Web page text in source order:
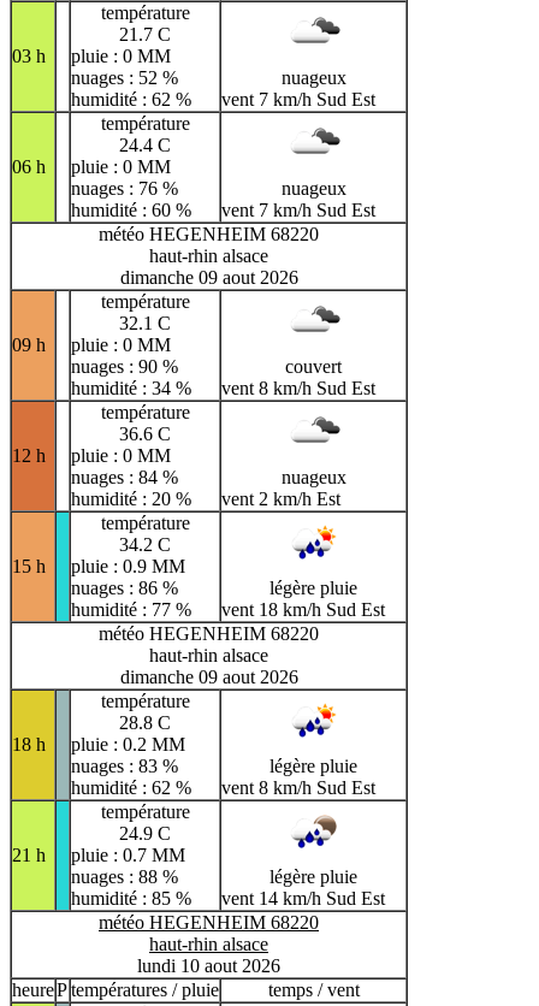
03 h
température
21.7 C
pluie : 0 MM
nuages : 52 %
humidité : 62 %
nuageux
vent 7 km/h Sud Est
06 h
température
24.4 C
pluie : 0 MM
nuages : 76 %
humidité : 60 %
nuageux
vent 7 km/h Sud Est
météo HEGENHEIM 68220
haut-rhin alsace
dimanche 09 aout 2026
09 h
température
32.1 C
pluie : 0 MM
nuages : 90 %
humidité : 34 %
couvert
vent 8 km/h Sud Est
12 h
température
36.6 C
pluie : 0 MM
nuages : 84 %
humidité : 20 %
nuageux
vent 2 km/h Est
15 h
température
34.2 C
pluie : 0.9 MM
nuages : 86 %
humidité : 77 %
légère pluie
vent 18 km/h Sud Est
météo HEGENHEIM 68220
haut-rhin alsace
dimanche 09 aout 2026
18 h
température
28.8 C
pluie : 0.2 MM
nuages : 83 %
humidité : 62 %
légère pluie
vent 8 km/h Sud Est
21 h
température
24.9 C
pluie : 0.7 MM
nuages : 88 %
humidité : 85 %
légère pluie
vent 14 km/h Sud Est
météo HEGENHEIM 68220
haut-rhin alsace
lundi 10 aout 2026
heurePtempératures / pluie temps / vent